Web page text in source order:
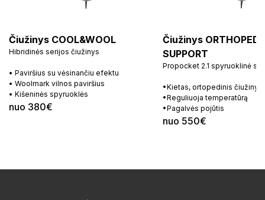
Čiužinys COOL&WOOL
Hibridinės serijos čiužinys
• Paviršius su vėsinančiu efektu
• Woolmark vilnos paviršius
• Kišeninės spyruoklės
nuo 380€
Čiužinys
SUPPORT
Propocket 2.1 spyruoklinė
•Kietas, ortopedinis čiužinys
•Reguliuoja temperatūrą
•Pagalvės pojūtis
nuo 550€